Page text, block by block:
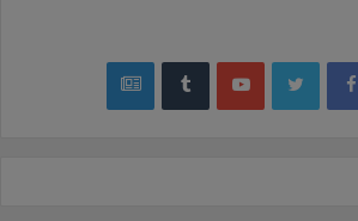
Facebook
Twitter
YouTube
‏Tumblr
google